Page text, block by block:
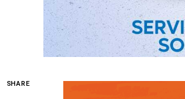
SHARE